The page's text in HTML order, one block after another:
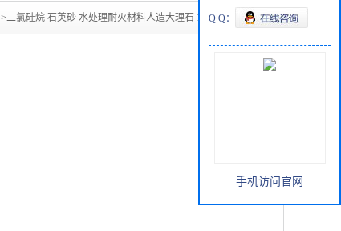
>二氯硅烷 石英砂 水处理耐火材料人造大理石 14808-60-7
Q Q：
手机访问官网